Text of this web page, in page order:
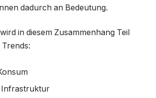
dadurch an Bedeutung.
in diesem Zusammenhang Teil
Infrastruktur